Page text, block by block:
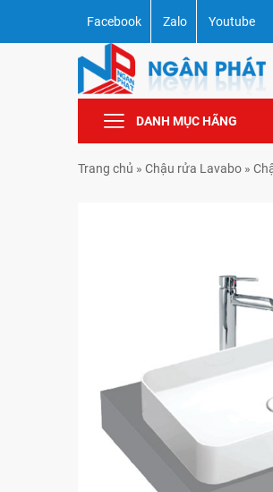
Facebook Zalo Youtube
DANH MỤC HÃNG
Trang chủ » Chậu rửa Lavabo »